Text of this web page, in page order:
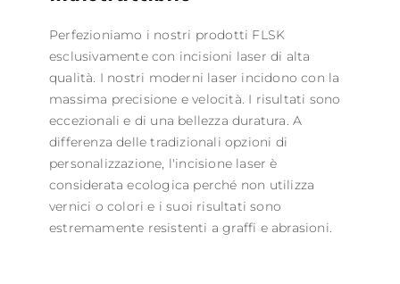
Perfezioniamo i nostri prodotti FLSK
esclusivamente con incisioni laser di alta
qualità. I ​​nostri moderni laser incidono con la
massima precisione e velocità. I ​​risultati sono
eccezionali e di una bellezza duratura. A
differenza delle tradizionali opzioni di
personalizzazione, l'incisione laser è
considerata ecologica perché non utilizza
vernici o colori e i suoi risultati sono
estremamente resistenti a graffi e abrasioni.